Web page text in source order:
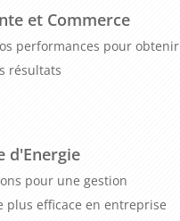
et Commerce
performances pour obtenir
résultats
d'Energie
pour une gestion
plus efficace en entreprise